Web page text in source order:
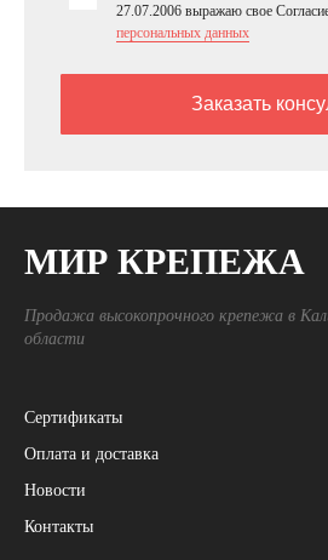
27.07.2006 выражаю свое
персональных данных
МИР КРЕПЕЖА
Продажа высокопрочного крепежа в
области
Сертификаты
Оплата и доставка
Новости
Контакты